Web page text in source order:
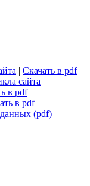
| Скачать в pdf
сайта
в pdf
в pdf
(pdf)